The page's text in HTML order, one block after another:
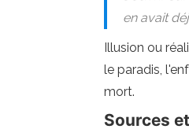
en avait
Illusion ou
le paradis,
mort.
Sources